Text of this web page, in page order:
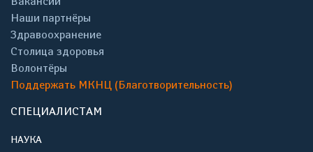
Наши партнёры
Здравоохранение
Столица здоровья
Волонтёры
Поддержать МКНЦ (Благотворительность)
СПЕЦИАЛИСТАМ
НАУКА